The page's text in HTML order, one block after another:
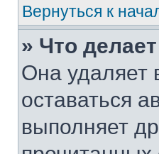
Вернуться к
» Что
Она удаляет
оставаться
выполняет